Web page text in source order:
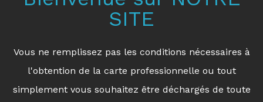
SITE
Vous ne remplissez pas les conditions nécessaires à
l'obtention de la carte professionnelle ou tout
simplement vous souhaitez être déchargés de toute